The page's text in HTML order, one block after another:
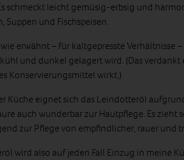
schmeckt leicht gemüsig-erbsig und
Suppen und Fischspeisen.
wie erwähnt – für kaltgepresste Verhältnisse
und dunkel gelagert wird. (Das verdankt
Konservierungsmittel wirkt.)
Küche eignet sich das Leindotteröl
auch wunderbar zur Hautpflege. Es zieht
zur Pflege von empfindlicher, rauer und
wird also auf jeden Fall Einzug in meine